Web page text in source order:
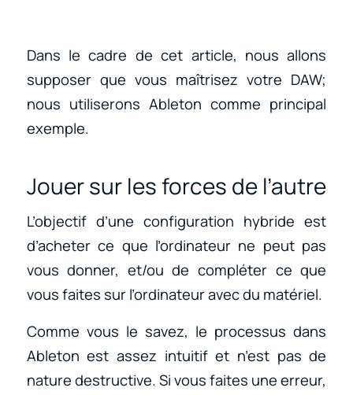
Dans le cadre de cet article, nous allons
supposer que vous maîtrisez votre DAW;
nous utiliserons Ableton comme principal
exemple.
Jouer sur les forces de l’autre
L’objectif d’une configuration hybride est
d’acheter ce que l’ordinateur ne peut pas
vous donner, et/ou de compléter ce que
vous faites sur l’ordinateur avec du matériel.
Comme vous le savez, le processus dans
Ableton est assez intuitif et n’est pas de
nature destructive. Si vous faites une erreur,